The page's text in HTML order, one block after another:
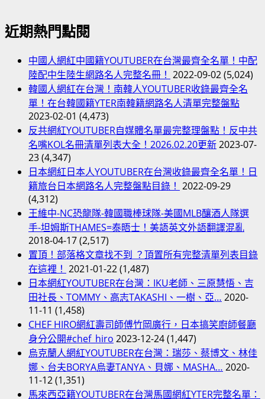
近期熱門點閱
中國人網紅中國籍YOUTUBER在台灣最齊全名單！中配
陸配中生陸生網路名人完整名冊！ 2022-09-02(5,024)
韓國人網紅在台灣！南韓人YOUTUBER收錄最齊全名
單！在台韓國籍YTER南韓籍網路名人清單完整盤點
2023-02-01 (4,473)
反共網紅YOUTUBER自媒體名單最完整理盤點！反中共
名嘴KOL名冊清單列表大全！2026.02.20更新2023-07-
23(4,347)
日本網紅日本人YOUTUBER在台灣收錄最齊全名單！日
籍旅台日本網路名人完整盤點目錄！ 2022-09-29
(4,312)
王維中-NC恐龍隊-韓國職棒球隊-美國MLB釀酒人隊選
手-坦姆斯THAMES=泰晤士！美語英文外語翻譯混亂
2018-04-17(2,517)
置頂！部落格文章找不到 ？頂置所有完整清單列表目錄
在這裡！ 2021-01-22(1,487)
日本網紅YOUTUBER在台灣：IKU老師、三原慧悟、吉
田社長、TOMMY、高志TAKASHI、一樹、亞… 2020-
11-11 (1,458)
CHEF HIRO網紅壽司師傅竹岡廣行，日本搞笑廚師餐廳
身分公開#chef_hiro 2023-12-24(1,447)
烏克蘭人網紅YOUTUBER在台灣：瑞莎、蔡博文、林佳
娜、台夫BORYA烏妻TANYA、貝娜、MASHA… 2020-
11-12(1,351)
馬來西亞籍YOUTUBER在台灣馬國網紅YTER完整名單：